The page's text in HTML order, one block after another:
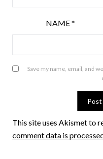
NAME*
Save my name, email, and
This site uses Akismet to
comment data is